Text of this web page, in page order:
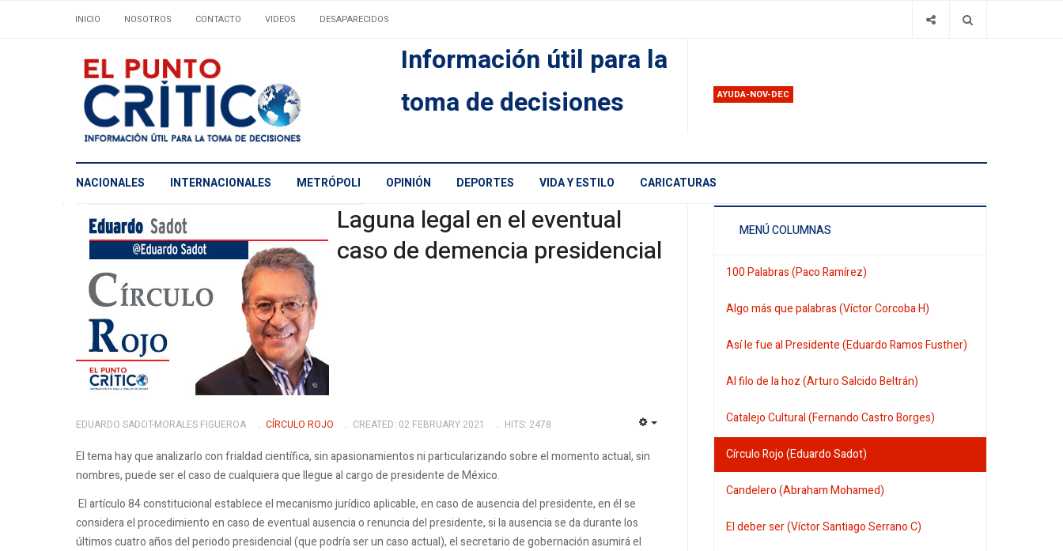
INICIO NOSOTROS CONTACTO VIDEOS DESAPARECIDOS
Información útil para la
toma de decisiones
AYUDA-NOV-DEC
NACIONALES INTERNACIONALES METRÓPOLI OPINIÓN DEPORTES VIDA Y ESTILO CARICATURAS
Laguna legal en el eventual
caso de demencia presidencial
EDUARDO SADOT-MORALES FIGUEROA CÍRCULO ROJO CREATED: 02 FEBRUARY 2021 HITS: 2478
El tema hay que analizarlo con frialdad científica, sin apasionamientos ni particularizando sobre el momento actual, sin
nombres, puede ser el caso de cualquiera que llegue al cargo de presidente de México.
El artículo 84 constitucional establece el mecanismo jurídico aplicable, en caso de ausencia del presidente, en él se
considera el procedimiento en caso de eventual ausencia o renuncia del presidente, si la ausencia se da durante los
últimos cuatro años del periodo presidencial (que podría ser un caso actual), el secretario de gobernación asumirá el
MENÚ COLUMNAS
100 Palabras (Paco Ramírez)
Algo más que palabras (Víctor Corcoba H)
Así le fue al Presidente (Eduardo Ramos Fusther)
Al filo de la hoz (Arturo Salcido Beltrán)
Catalejo Cultural (Fernando Castro Borges)
Círculo Rojo (Eduardo Sadot)
Candelero (Abraham Mohamed)
El deber ser (Víctor Santiago Serrano C)